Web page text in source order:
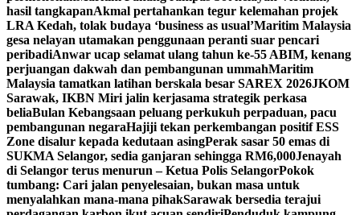
hasil tangkapanAkmal pertahankan tegur kelemahan projek
LRA Kedah, tolak budaya ‘business as usual’Maritim Malaysia
gesa nelayan utamakan penggunaan peranti suar pencari
peribadiAnwar ucap selamat ulang tahun ke-55 ABIM, kenang
perjuangan dakwah dan pembangunan ummahMaritim
Malaysia tamatkan latihan berskala besar SAREX 2026JKOM
Sarawak, IKBN Miri jalin kerjasama strategik perkasa
beliaBulan Kebangsaan peluang perkukuh perpaduan, pacu
pembangunan negaraHajiji tekan perkembangan positif ESS
Zone disalur kepada kedutaan asingPerak sasar 50 emas di
SUKMA Selangor, sedia ganjaran sehingga RM6,000Jenayah
di Selangor terus menurun – Ketua Polis SelangorPokok
tumbang: Cari jalan penyelesaian, bukan masa untuk
menyalahkan mana-mana pihakSarawak bersedia terajui